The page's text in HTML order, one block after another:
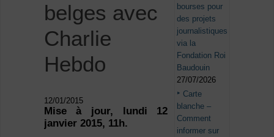
belges avec
Charlie
Hebdo
12/01/2015
Mise à jour, lundi 12
janvier 2015, 11h.
bourses pour
des projets
journalistiques
via la
Fondation Roi
Baudouin
27/07/2026
Carte
blanche –
Comment
informer sur